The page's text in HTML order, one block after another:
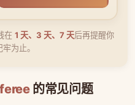
在 1 天、3 天、7 天后再提醒你
为止。
的常见问题